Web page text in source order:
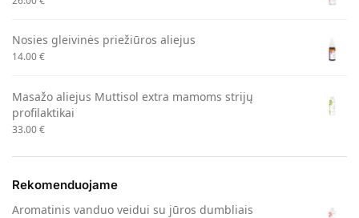
Nosies gleivinės priežiūros aliejus
14.00€
Masažo aliejus Muttisol extra mamoms strijų
profilaktikai
33.00€
Rekomenduojame
Aromatinis vanduo veidui su jūros dumbliais